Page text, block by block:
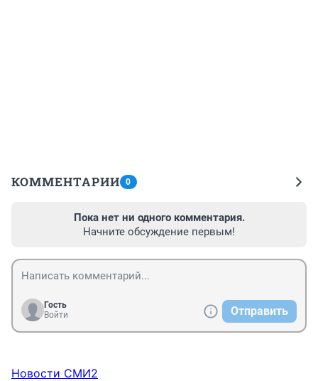
КОММЕНТАРИИ 0
Пока нет ни одного комментария.
Начните обсуждение первым!
Гость
Войти
Отправить
Новости СМИ2